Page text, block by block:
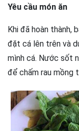
Yêu cầu món ăn
Khi đã hoàn thành,
đặt cá lên trên và
mình cá. Nước sốt
để chấm rau mồng